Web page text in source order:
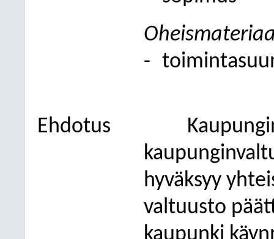
-
Ehdotus
hyväksyy
valtuusto
kaupunki